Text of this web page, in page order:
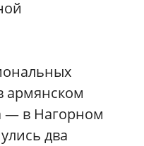
армянском
— в Нагорном
два